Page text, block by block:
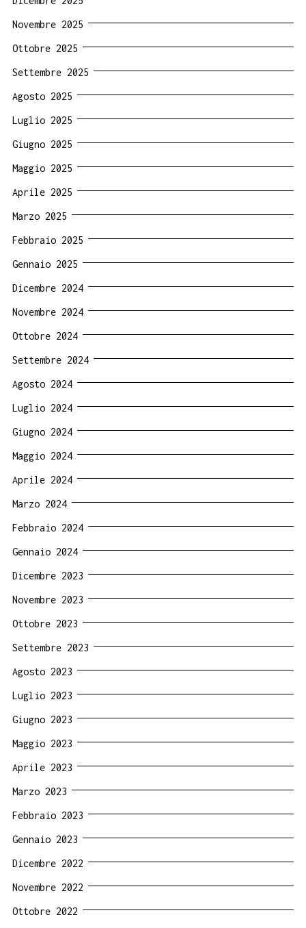
Novembre 2025
Ottobre 2025
Settembre 2025
Agosto 2025
Luglio 2025
Giugno 2025
Maggio 2025
Aprile 2025
Marzo 2025
Febbraio 2025
Gennaio 2025
Dicembre 2024
Novembre 2024
Ottobre 2024
Settembre 2024
Agosto 2024
Luglio 2024
Giugno 2024
Maggio 2024
Aprile 2024
Marzo 2024
Febbraio 2024
Gennaio 2024
Dicembre 2023
Novembre 2023
Ottobre 2023
Settembre 2023
Agosto 2023
Luglio 2023
Giugno 2023
Maggio 2023
Aprile 2023
Marzo 2023
Febbraio 2023
Gennaio 2023
Dicembre 2022
Novembre 2022
Ottobre 2022